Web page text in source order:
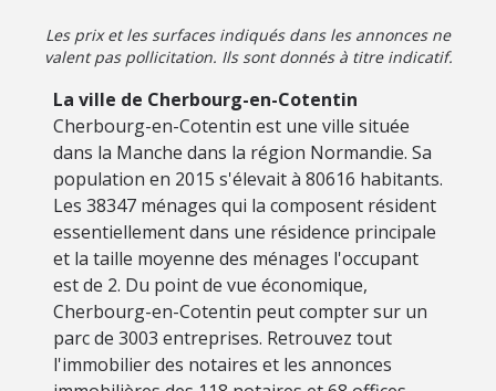
Les prix et les surfaces indiqués dans les annonces ne
valent pas pollicitation. Ils sont donnés à titre indicatif.
La ville de Cherbourg-en-Cotentin
Cherbourg-en-Cotentin est une ville située
dans la Manche dans la région Normandie. Sa
population en 2015 s'élevait à 80616 habitants.
Les 38347 ménages qui la composent résident
essentiellement dans une résidence principale
et la taille moyenne des ménages l'occupant
est de 2. Du point de vue économique,
Cherbourg-en-Cotentin peut compter sur un
parc de 3003 entreprises. Retrouvez tout
l'immobilier des notaires et les annonces